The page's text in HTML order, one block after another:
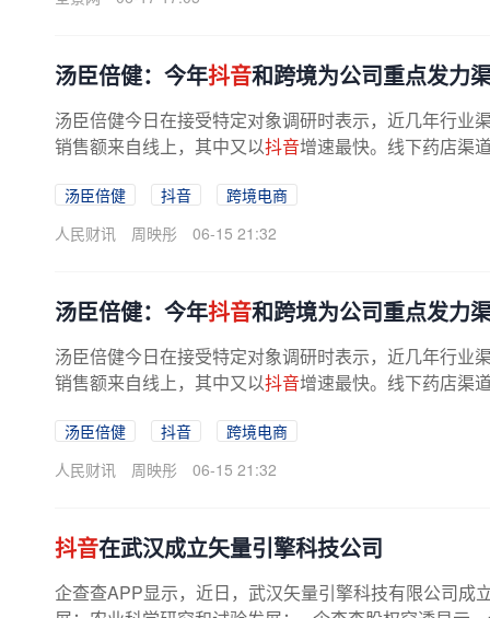
汤臣倍健：今年抖音和跨境为公司重点发力
汤臣倍健今日在接受特定对象调研时表示，近几年行业
销售额来自线上，其中又以抖音增速最快。线下药店渠
汤臣倍健 抖音
跨境电商
人民财讯
周映彤 06-15 21:32
汤臣倍健：今年抖音和跨境为公司重点发力
汤臣倍健今日在接受特定对象调研时表示，近几年行业
销售额来自线上，其中又以抖音增速最快。线下药店渠
汤臣倍健 抖音
跨境电商
人民财讯
周映彤 06-15 21:32
抖音在武汉成立矢量引擎科技公司
企查查APP显示，近日，武汉矢量引擎科技有限公司成